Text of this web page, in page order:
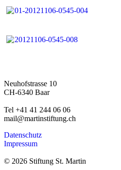
Neuhofstrasse 10
CH-6340 Baar
Tel +41 41 244 06 06
mail@martinstiftung.ch
Datenschutz
Impressum
© 2026 Stiftung St. Martin